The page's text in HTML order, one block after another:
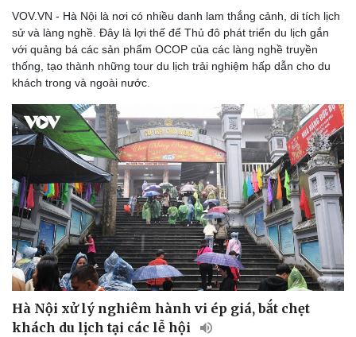
VOV.VN - Hà Nội là nơi có nhiều danh lam thắng cảnh, di tích lịch
sử và làng nghề. Đây là lợi thế để Thủ đô phát triển du lịch gắn
với quảng bá các sản phẩm OCOP của các làng nghề truyền
thống, tạo thành những tour du lịch trải nghiệm hấp dẫn cho du
khách trong và ngoài nước.
Hà Nội xử lý nghiêm hành vi ép giá, bắt chẹt
khách du lịch tại các lễ hội